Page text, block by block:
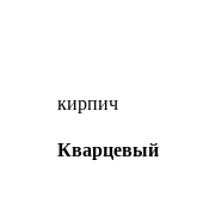
кирпич
Кварцевый